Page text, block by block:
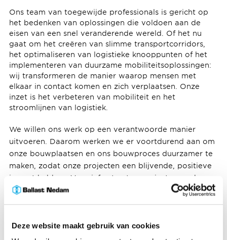
Deze website maakt gebruik van cookies
Ons team van toegewijde professionals is gericht op
het bedenken van oplossingen die voldoen aan de
eisen van een snel veranderende wereld. Of het nu
gaat om het creëren van slimme transportcorridors,
het optimaliseren van logistieke knooppunten of het
implementeren van duurzame mobiliteitsoplossingen:
wij transformeren de manier waarop mensen met
elkaar in contact komen en zich verplaatsen. Onze
inzet is het verbeteren van mobiliteit en het
stroomlijnen van logistiek.
We willen ons werk op een verantwoorde manier
uitvoeren. Daarom werken we er voortdurend aan om
onze bouwplaatsen en ons bouwproces duurzamer te
maken, zodat onze projecten een blijvende, positieve
impact hebben. Voor infrastructuurprojecten werken
we met milieukostenindicatorberekeningen. We maken
demontabel en aanpasbaar te ontwerpen en te
bouwen en door zoveel mogelijk hergebruikte en